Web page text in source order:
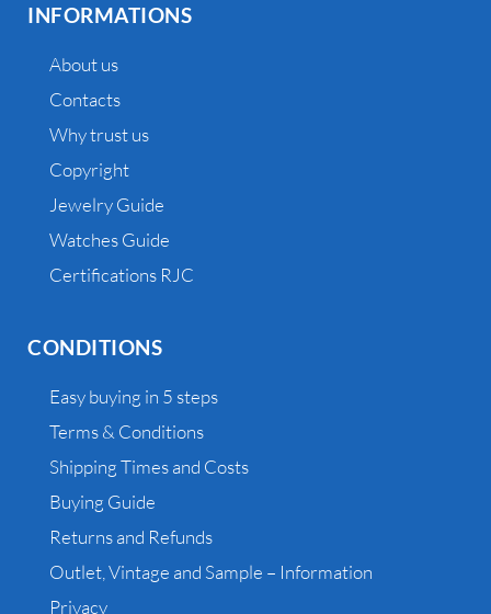
INFORMATIONS
About us
Contacts
Why trust us
Copyright
Jewelry Guide
Watches Guide
Certifications RJC
CONDITIONS
Easy buying in 5 steps
Terms & Conditions
Shipping Times and Costs
Buying Guide
Returns and Refunds
Outlet, Vintage and Sample – Information
Privacy